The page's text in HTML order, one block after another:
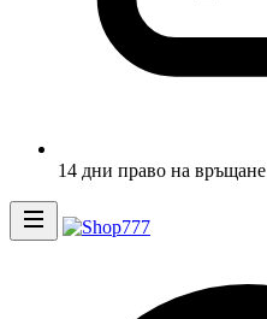
14 дни право на връщане